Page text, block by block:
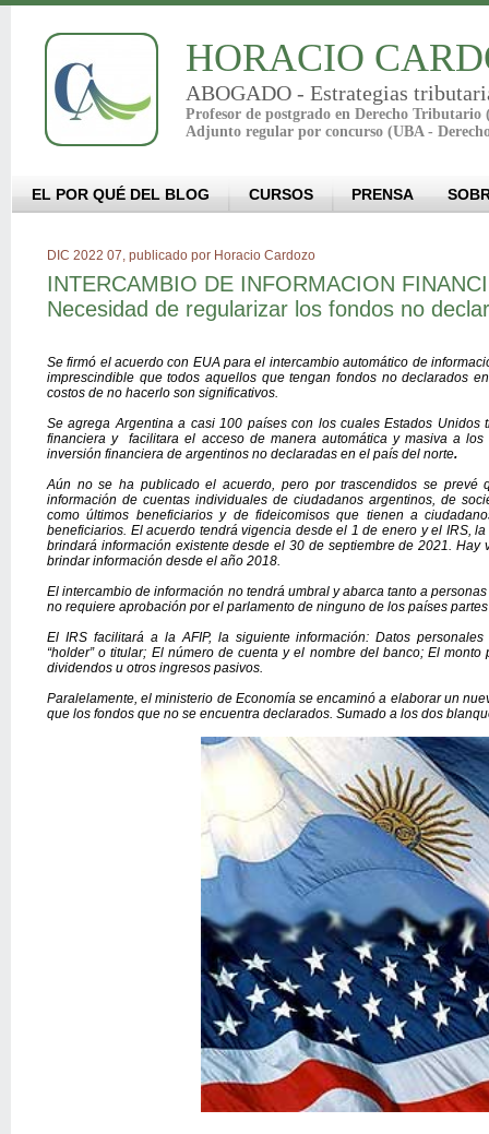
HORACIO
ABOGADO - Estrategias
Profesor de postgrado en Derecho Tributario
Adjunto regular por concurso (UBA -
EL POR QUÉ DEL BLOG CURSOS PRENSA
DIC 2022 07, publicado por Horacio Cardozo
INTERCAMBIO DE INFORMACION
Necesidad de regularizar los fondos no
Se firmó el acuerdo con EUA para el intercambio automático de
imprescindible que todos aquellos que tengan fondos no declarados
costos de no hacerlo son significativos.
Se agrega Argentina a casi 100 países con los cuales Estados Unidos
financiera y facilitara el acceso de manera automática y masiva a
inversión financiera de argentinos no declaradas en el país del norte.
Aún no se ha publicado el acuerdo, pero por trascendidos se prevé
información de cuentas individuales de ciudadanos argentinos, de
como últimos beneficiarios y de fideicomisos que tienen a
beneficiarios. El acuerdo tendrá vigencia desde el 1 de enero y el IRS,
brindará información existente desde el 30 de septiembre de 2021. Hay
brindar información desde el año 2018.
El intercambio de información no tendrá umbral y abarca tanto a
no requiere aprobación por el parlamento de ninguno de los países
El IRS facilitará a la AFIP, la siguiente información: Datos
“holder” o titular; El número de cuenta y el nombre del banco; El
dividendos u otros ingresos pasivos.
Paralelamente, el ministerio de Economía se encaminó a elaborar un
que los fondos que no se encuentra declarados. Sumado a los dos